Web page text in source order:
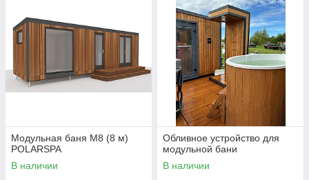
Модульная баня М8 (8 м)
POLARSPA
В наличии
Обливное устройство для
модульной бани
В наличии